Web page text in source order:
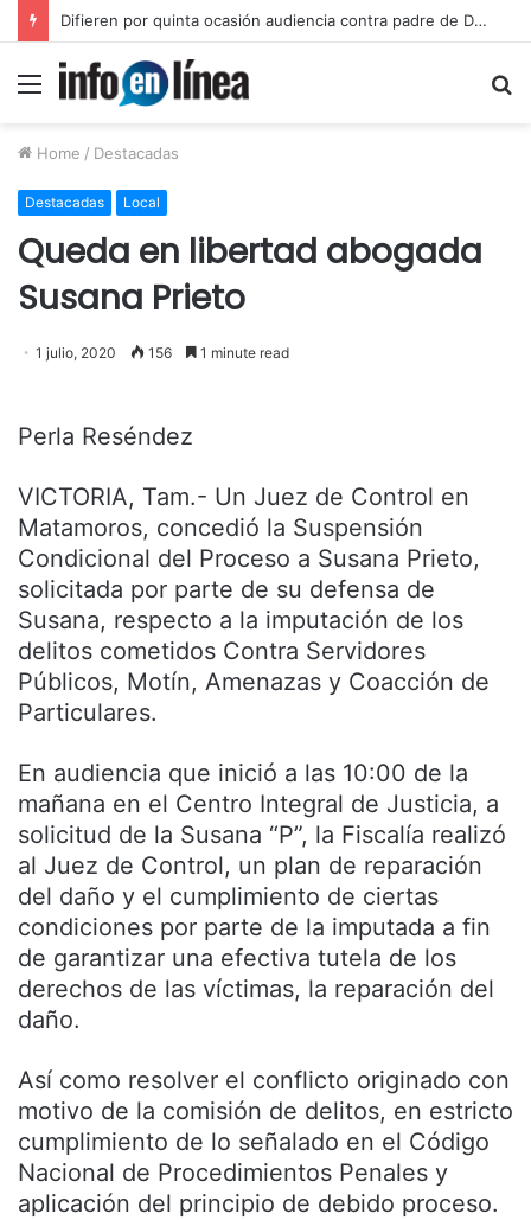
Inicia juicio contra padre de Dafne por violación equiparada contra su hija
Menu
Home / Destacadas
Destacadas Local
Queda en libertad abogada
Susana Prieto
1 julio, 2020 156 1 minute read
Perla Reséndez
VICTORIA, Tam.- Un Juez de Control en
Matamoros, concedió la Suspensión
Condicional del Proceso a Susana Prieto,
solicitada por parte de su defensa de
Susana, respecto a la imputación de los
delitos cometidos Contra Servidores
Públicos, Motín, Amenazas y Coacción de
Particulares.
En audiencia que inició a las 10:00 de la
mañana en el Centro Integral de Justicia, a
solicitud de la Susana “P”, la Fiscalía realizó
al Juez de Control, un plan de reparación
del daño y el cumplimiento de ciertas
condiciones por parte de la imputada a fin
de garantizar una efectiva tutela de los
derechos de las víctimas, la reparación del
daño.
Así como resolver el conflicto originado con
motivo de la comisión de delitos, en estricto
cumplimiento de lo señalado en el Código
Nacional de Procedimientos Penales y
aplicación del principio de debido proceso.